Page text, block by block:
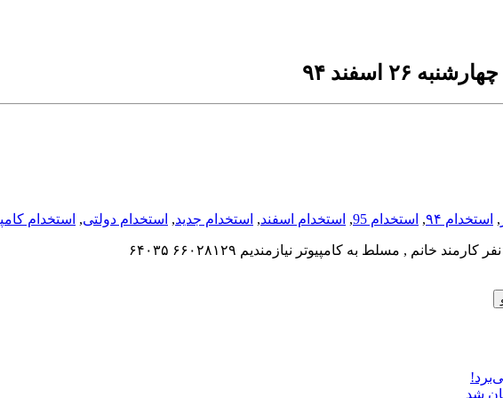
۲۶ اسفند ۹۴
, استخدام ۹۴ , استخدام 95 , استخدام اسفند, استخدام جدید, استخدام دولتی, استخدام
خانم , مسلط به کامپیوتر نیازمندیم ۶۶۰۲۸۱۲۹ ۶۴۰۳۵
شد